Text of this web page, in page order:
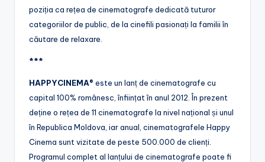
poziția ca rețea de cinematografe dedicată tuturor
categoriilor de public, de la cinefili pasionați la familii în
căutare de relaxare.
***
HAPPYCINEMA® este un lanț de cinematografe cu
capital 100% românesc, înființat în anul 2012. În prezent
deține o rețea de 11 cinematografe la nivel național și unul
în Republica Moldova, iar anual, cinematografele Happy
Cinema sunt vizitate de peste 500.000 de clienți.
Programul complet al lanțului de cinematografe poate fi